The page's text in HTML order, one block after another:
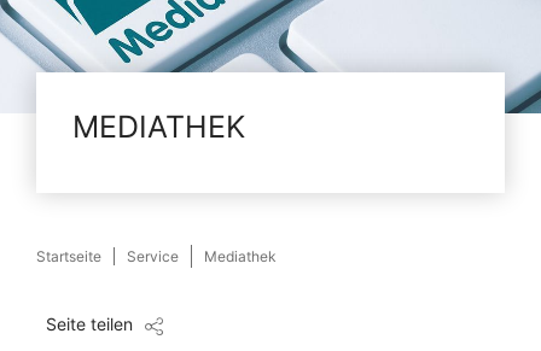
MEDIATHEK
Startseite Service Mediathek
Seite teilen